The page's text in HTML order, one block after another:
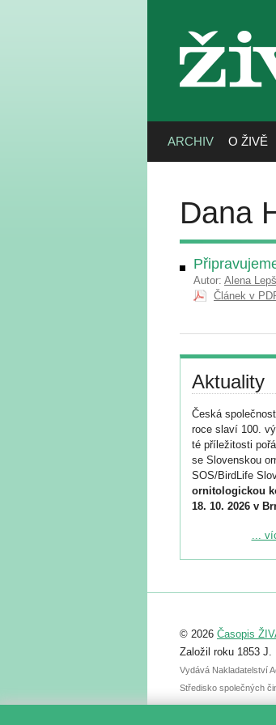
ARCHIV O ŽIVĚ
Dana
Autor: Alena
Článek v
Aktuality
Česká
roce slaví 100.
té příležitosti
se Slovenskou
SOS/BirdLife
ornitologickou
18. 10. 2026 v
Podrobnější
Registrovat se
abstraktu
posteru je už 30.
...
© 2026 Časopis
Založil roku 1853 J.
Vydává Nakladatelství
Středisko společných